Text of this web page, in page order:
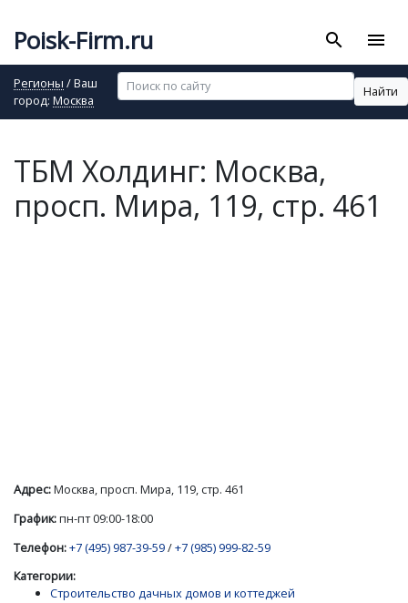
Poisk-Firm.ru search menu
Регионы / Ваш
город: Москва
Найти
ТБМ Холдинг: Москва,
просп. Мира, 119, стр. 461
Адрес:Москва, просп. Мира, 119, стр. 461
График:пн-пт 09:00-18:00
Телефон:+7 (495) 987-39-59/+7 (985) 999-82-59
Категории:
Строительство дачных домов и коттеджей